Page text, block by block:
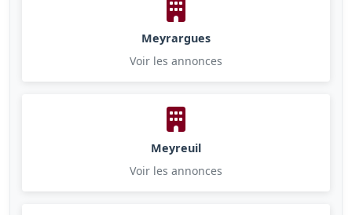
Meyrargues
Voir les annonces
Meyreuil
Voir les annonces